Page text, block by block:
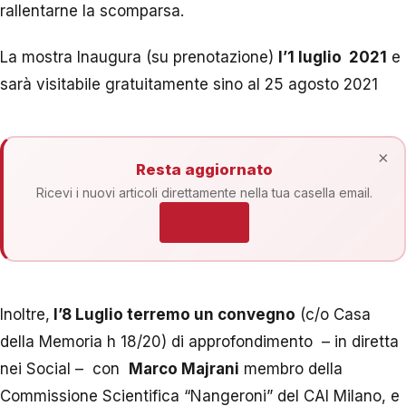
rallentarne la scomparsa.
La mostra Inaugura (su prenotazione) l’1 luglio 2021 e
sarà visitabile gratuitamente sino al 25 agosto 2021
Resta aggiornato
Ricevi i nuovi articoli direttamente nella tua casella email.
×
Inoltre, l’8 Luglio terremo un convegno (c/o Casa
della Memoria h 18/20) di approfondimento – in diretta
nei Social – con Marco Majrani membro della
Commissione Scientifica “Nangeroni” del CAI Milano, e